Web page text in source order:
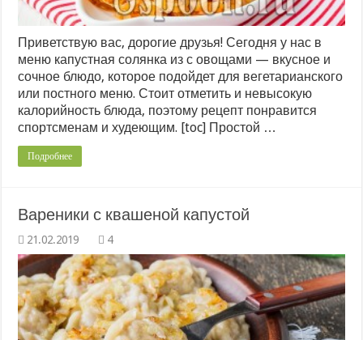
Приветствую вас, дорогие друзья! Сегодня у нас в
меню капустная солянка из с овощами — вкусное и
сочное блюдо, которое подойдет для вегетарианского
или постного меню. Стоит отметить и невысокую
калорийность блюда, поэтому рецепт понравится
спортсменам и худеющим. [toc] Простой …
Подробнее
Вареники с квашеной капустой
4